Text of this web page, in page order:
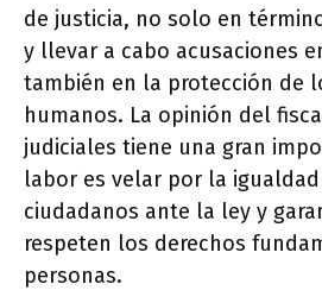
de justicia, no solo en
y llevar a cabo acusaciones
también en la protección de
humanos. La opinión del
judiciales tiene una gran
labor es velar por la
ciudadanos ante la ley y
respeten los derechos
personas.